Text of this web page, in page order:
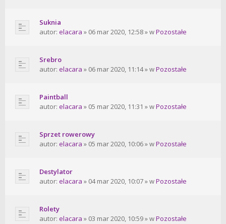
Suknia
autor: elacara » 06 mar 2020, 12:58 » wPozostałe
Srebro
autor: elacara » 06 mar 2020, 11:14 » wPozostałe
Paintball
autor: elacara » 05 mar 2020, 11:31 » wPozostałe
Sprzet rowerowy
autor: elacara » 05 mar 2020, 10:06 » wPozostałe
Destylator
autor: elacara » 04 mar 2020, 10:07 » wPozostałe
Rolety
autor: elacara » 03 mar 2020, 10:59 » wPozostałe